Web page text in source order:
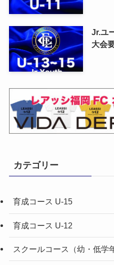
Jr.ユ
大会
カテゴリー
育成コース U-15
育成コース U-12
スクールコース（幼・低学